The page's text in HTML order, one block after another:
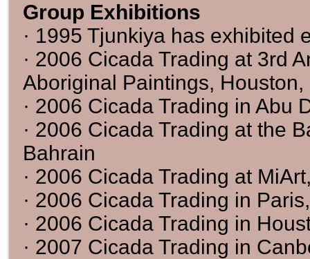
Group Exhibitions
· 1995 Tjunkiya has exhibited
· 2006 Cicada Trading at 3rd
Aboriginal Paintings, Houston,
· 2006 Cicada Trading in Abu
· 2006 Cicada Trading at the
Bahrain
· 2006 Cicada Trading at
· 2006 Cicada Trading in
· 2006 Cicada Trading in
· 2007 Cicada Trading in